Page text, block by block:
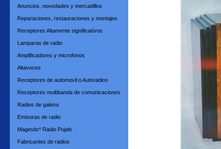
Anuncios, novedades y mercadillos
Reparaciones, restauraciones y montajes
Receptores Altamente significatívos
Lamparas de radio
Amplificadores y microfonos
Altavoces
Receptores de automovil o Autoradios
Receptores multibanda de comunicaciones
Radios de galena
Emisoras de radio
Magesticº Radio Pujals
Fabricantes de radios